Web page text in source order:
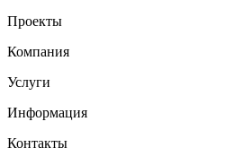
Проекты
Компания
Услуги
Информация
Контакты